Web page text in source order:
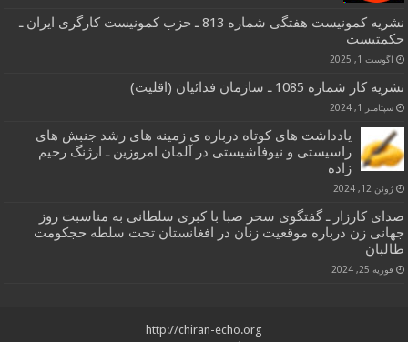
نشریه کمونیست هفتگی شماره 813 ـ حزب کمونیست کارگری ایران ـ
حکمتیست
آگوست 1, 2025
نشریه کار شماره 1085 ـ سازمان فدائیان (اقلیت)
سپتامبر 1, 2024
یادداشت های کوتاه درباره ی زمینه های رشد جنبش های
راسیستی و نیوفاشیستی در آلمان امروزین ـ ارژنگ رحیم
زاده
ژوئن 12, 2024
صدای کارزار ـ گفتگوی سحر صبا با کبری سلطانی به مناسبت روز
جهانی زن درباره موقعیت زنان در افغانستان تحت سلطه حجکومت
طالبان
فوریه 25, 2024
http://chiran-echo.org